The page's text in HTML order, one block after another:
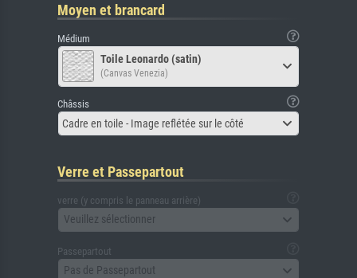
Moyen et brancard
Médium
Toile Leonardo (satin)
(Canvas Venezia)
Châssis
Cadre en toile - Image reflétée sur le côté
Verre et Passepartout
verre (y compris le panneau arrière)
Veuillez sélectionner
Passepartout
Pas de Passepartout